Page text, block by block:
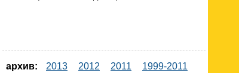
архив: 2013 2012 2011
1999-2011